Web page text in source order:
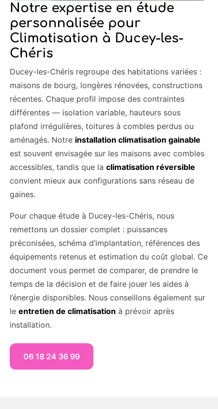
Notre expertise en étude
personnalisée pour
Climatisation à Ducey-les-
Chéris
Ducey-les-Chéris regroupe des habitations variées :
maisons de bourg, longères rénovées, constructions
récentes. Chaque profil impose des contraintes
différentes — isolation variable, hauteurs sous
plafond irrégulières, toitures à combles perdus ou
aménagés. Notre installation climatisation gainable
est souvent envisagée sur les maisons avec combles
accessibles, tandis que la climatisation réversible
convient mieux aux configurations sans réseau de
gaines.
Pour chaque étude à Ducey-les-Chéris, nous
remettons un dossier complet : puissances
préconisées, schéma d’implantation, références des
équipements retenus et estimation du coût global. Ce
document vous permet de comparer, de prendre le
temps de la décision et de faire jouer les aides à
l’énergie disponibles. Nous conseillons également sur
le entretien de climatisation à prévoir après
installation.
06 18 24 36 99